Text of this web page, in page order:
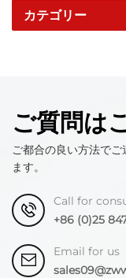
カテゴリー
ご質問は
ご都合の良い方法で
ます。
Call for
+86 (0)25
Email for us